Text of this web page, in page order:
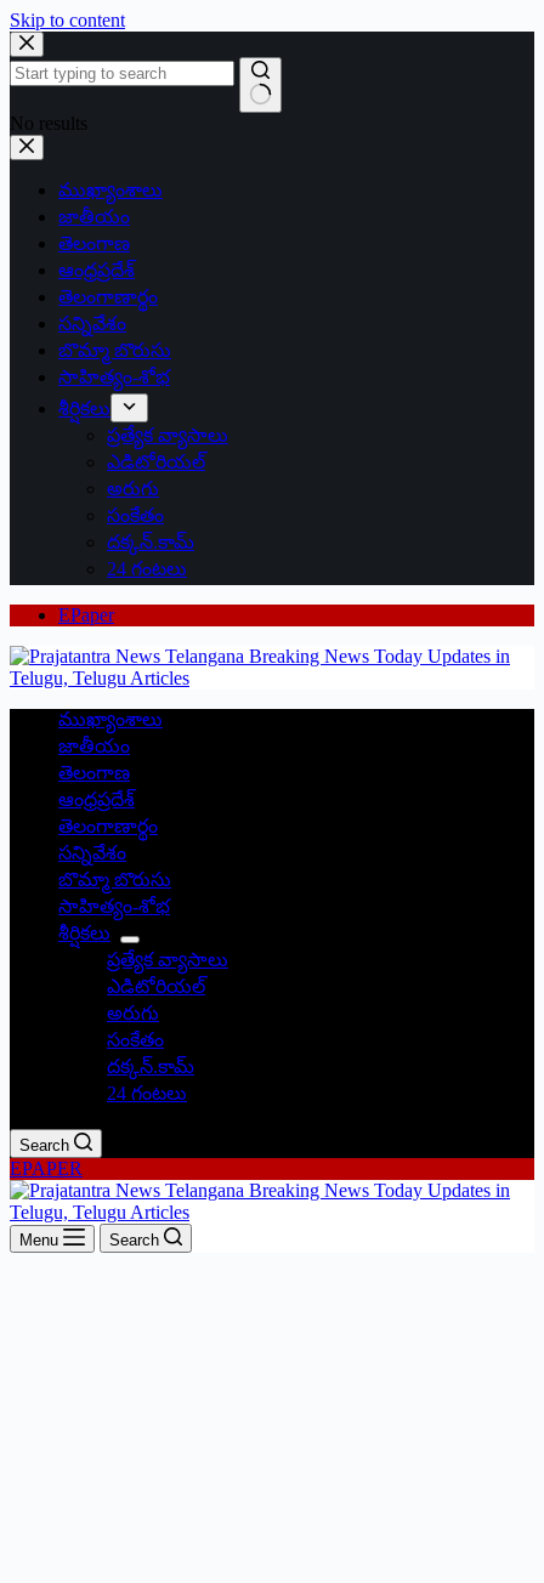
Skip to content
No results
ముఖ్యాంశాలు
జాతీయం
తెలంగాణ
ఆంధ్రప్రదేశ్
తెలంగాణార్థం
సన్నివేశం
బొమ్మా బొరుసు
సాహిత్యం-శోభ
శీర్షికలు
ప్రత్యేక వ్యాసాలు
ఎడిటోరియల్
అరుగు
సంకేతం
దక్కన్.కామ్
24 గంటలు
EPaper
ముఖ్యాంశాలు
జాతీయం
తెలంగాణ
ఆంధ్రప్రదేశ్
తెలంగాణార్థం
సన్నివేశం
బొమ్మా బొరుసు
సాహిత్యం-శోభ
శీర్షికలు
ప్రత్యేక వ్యాసాలు
ఎడిటోరియల్
అరుగు
సంకేతం
దక్కన్.కామ్
24 గంటలు
Search
EPAPER
Menu Search